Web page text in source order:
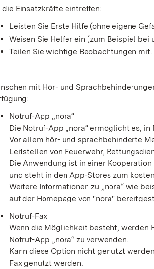
die Einsatzkräfte eintreffen:
Leisten Sie Erste Hilfe (ohne eigene
Weisen Sie Helfer ein (zum Beispiel
Teilen Sie wichtige Beobachtungen mit.
mit Hör- und
Notruf-App „nora“
Die Notruf-App „nora“ ermöglicht es,
Vor allem hör- und sprachbehinderte
Leitstellen von Feuerwehr,
Die Anwendung ist in einer
und steht in den App-Stores zum
Weitere Informationen zu „nora“ wie
auf der Homepage von "nora"
Notruf-Fax
Wenn die Möglichkeit besteht, werden
Notruf-App „nora“ zu verwenden.
Kann diese Option nicht genutzt
Fax genutzt werden.